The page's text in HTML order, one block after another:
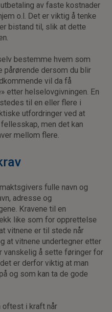
av faste kostnader
o.l. Det er viktig å tenke
bistand til, slik at dette
bestemme hvem som
dersom du blir
vil da få
etter helselovgivningen. En
til en eller flere i
utfordringer ved at
men det kan
mellom flere.
fulle navn og
adresse og
Kravene til en
like som for opprettelse
vitnene er til stede når
at vitnene undertegner etter
vanskelig å sette føringer for
er derfor viktig at man
og som kan ta de gode
oftest i kraft når